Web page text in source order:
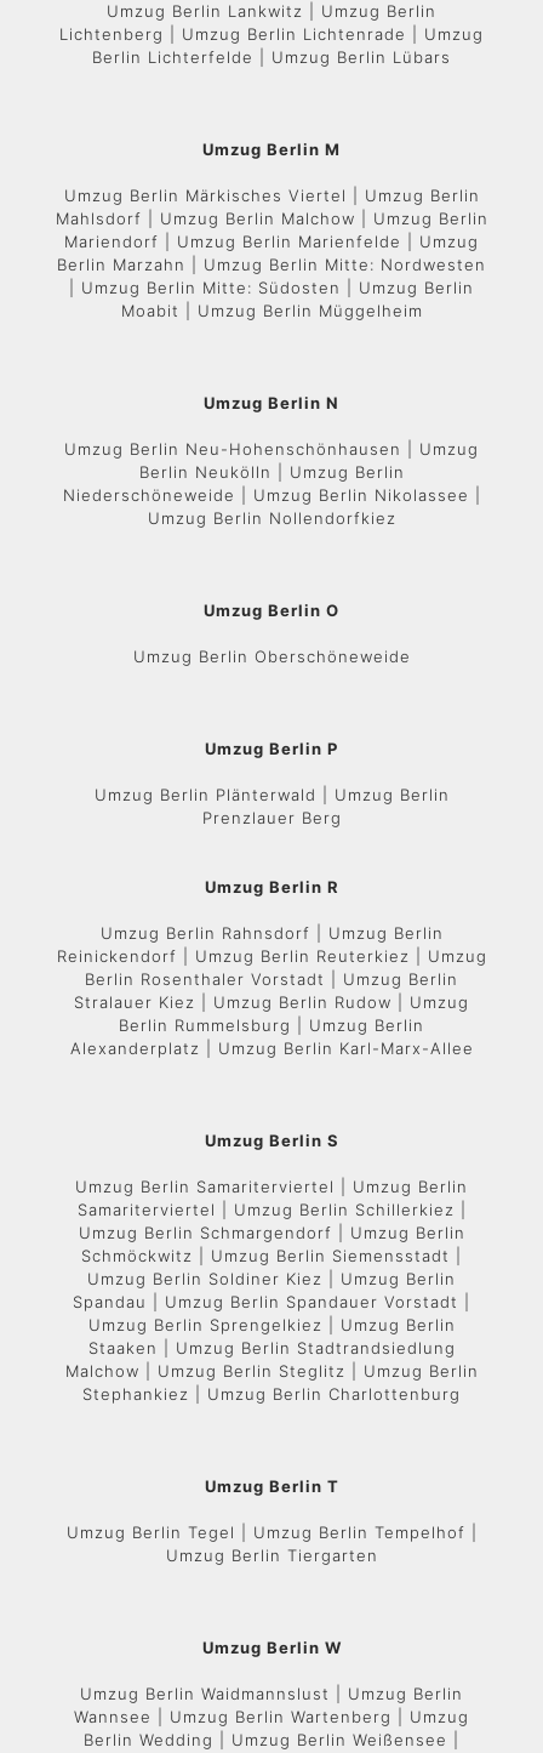
Umzug Berlin Lankwitz | Umzug Berlin
Lichtenberg | Umzug Berlin Lichtenrade | Umzug
Berlin Lichterfelde | Umzug Berlin Lübars
Umzug Berlin M
Umzug Berlin Märkisches Viertel | Umzug Berlin
Mahlsdorf | Umzug Berlin Malchow | Umzug Berlin
Mariendorf | Umzug Berlin Marienfelde | Umzug
Berlin Marzahn | Umzug Berlin Mitte: Nordwesten
| Umzug Berlin Mitte: Südosten | Umzug Berlin
Moabit | Umzug Berlin Müggelheim
Umzug Berlin N
Umzug Berlin Neu-Hohenschönhausen | Umzug
Berlin Neukölln | Umzug Berlin
Niederschöneweide | Umzug Berlin Nikolassee |
Umzug Berlin Nollendorfkiez
Umzug Berlin O
Umzug Berlin Oberschöneweide
Umzug Berlin P
Umzug Berlin Plänterwald | Umzug Berlin
Prenzlauer Berg
Umzug Berlin R
Umzug Berlin Rahnsdorf | Umzug Berlin
Reinickendorf | Umzug Berlin Reuterkiez | Umzug
Berlin Rosenthaler Vorstadt | Umzug Berlin
Stralauer Kiez | Umzug Berlin Rudow | Umzug
Berlin Rummelsburg | Umzug Berlin
Alexanderplatz | Umzug Berlin Karl-Marx-Allee
Umzug Berlin S
Umzug Berlin Samariterviertel | Umzug Berlin
Samariterviertel | Umzug Berlin Schillerkiez |
Umzug Berlin Schmargendorf | Umzug Berlin
Schmöckwitz | Umzug Berlin Siemensstadt |
Umzug Berlin Soldiner Kiez | Umzug Berlin
Spandau | Umzug Berlin Spandauer Vorstadt |
Umzug Berlin Sprengelkiez | Umzug Berlin
Staaken | Umzug Berlin Stadtrandsiedlung
Malchow | Umzug Berlin Steglitz | Umzug Berlin
Stephankiez | Umzug Berlin Charlottenburg
Umzug Berlin T
Umzug Berlin Tegel | Umzug Berlin Tempelhof |
Umzug Berlin Tiergarten
Umzug Berlin W
Umzug Berlin Waidmannslust | Umzug Berlin
Wannsee | Umzug Berlin Wartenberg | Umzug
Berlin Wedding | Umzug Berlin Weißensee |